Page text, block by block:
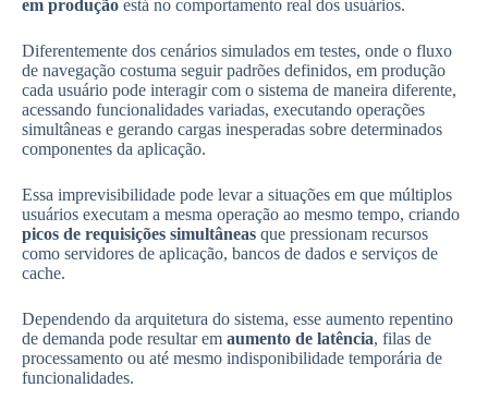
em produção está no comportamento real dos usuários.
Diferentemente dos cenários simulados em testes, onde o fluxo
de navegação costuma seguir padrões definidos, em produção
cada usuário pode interagir com o sistema de maneira diferente,
acessando funcionalidades variadas, executando operações
simultâneas e gerando cargas inesperadas sobre determinados
componentes da aplicação.
Essa imprevisibilidade pode levar a situações em que múltiplos
usuários executam a mesma operação ao mesmo tempo, criando
picos de requisições simultâneas que pressionam recursos
como servidores de aplicação, bancos de dados e serviços de
cache.
Dependendo da arquitetura do sistema, esse aumento repentino
de demanda pode resultar em aumento de latência, filas de
processamento ou até mesmo indisponibilidade temporária de
funcionalidades.